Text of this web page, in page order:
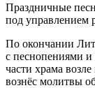
Праздничные
под управлением
По окончании
с песнопениями и
части храма
вознёс молитвы